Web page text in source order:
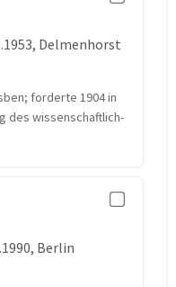
Delmenhorst
forderte 1904 in
des wissenschaftlich-
Berlin